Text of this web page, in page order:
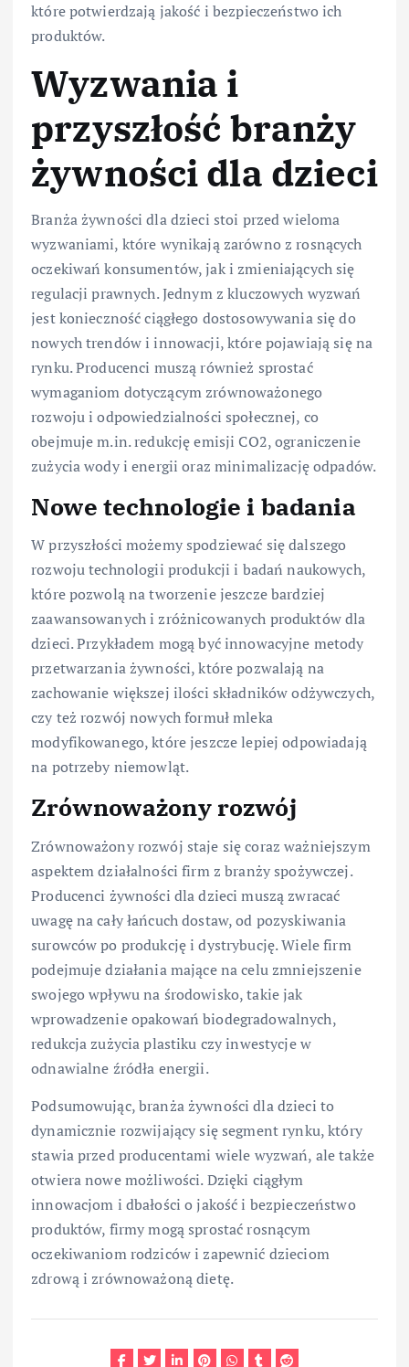
które potwierdzają jakość i bezpieczeństwo ich
produktów.
Wyzwania i
przyszłość branży
żywności dla dzieci
Branża żywności dla dzieci stoi przed wieloma
wyzwaniami, które wynikają zarówno z rosnących
oczekiwań konsumentów, jak i zmieniających się
regulacji prawnych. Jednym z kluczowych wyzwań
jest konieczność ciągłego dostosowywania się do
nowych trendów i innowacji, które pojawiają się na
rynku. Producenci muszą również sprostać
wymaganiom dotyczącym zrównoważonego
rozwoju i odpowiedzialności społecznej, co
obejmuje m.in. redukcję emisji CO2, ograniczenie
zużycia wody i energii oraz minimalizację odpadów.
Nowe technologie i badania
W przyszłości możemy spodziewać się dalszego
rozwoju technologii produkcji i badań naukowych,
które pozwolą na tworzenie jeszcze bardziej
zaawansowanych i zróżnicowanych produktów dla
dzieci. Przykładem mogą być innowacyjne metody
przetwarzania żywności, które pozwalają na
zachowanie większej ilości składników odżywczych,
czy też rozwój nowych formuł mleka
modyfikowanego, które jeszcze lepiej odpowiadają
na potrzeby niemowląt.
Zrównoważony rozwój
Zrównoważony rozwój staje się coraz ważniejszym
aspektem działalności firm z branży spożywczej.
Producenci żywności dla dzieci muszą zwracać
uwagę na cały łańcuch dostaw, od pozyskiwania
surowców po produkcję i dystrybucję. Wiele firm
podejmuje działania mające na celu zmniejszenie
swojego wpływu na środowisko, takie jak
wprowadzenie opakowań biodegradowalnych,
redukcja zużycia plastiku czy inwestycje w
odnawialne źródła energii.
Podsumowując, branża żywności dla dzieci to
dynamicznie rozwijający się segment rynku, który
stawia przed producentami wiele wyzwań, ale także
otwiera nowe możliwości. Dzięki ciągłym
innowacjom i dbałości o jakość i bezpieczeństwo
produktów, firmy mogą sprostać rosnącym
oczekiwaniom rodziców i zapewnić dzieciom
zdrową i zrównoważoną dietę.